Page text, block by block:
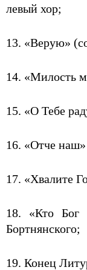
левый хор;
13. «Верую»
14. «Милость
15. «О Тебе
16. «Отче
17. «Хвалите
18. «Кто Бог
Бортнянского;
19. Конец